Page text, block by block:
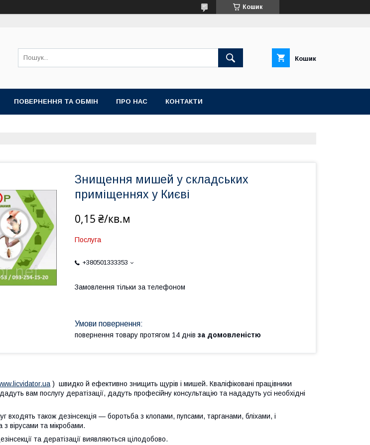
Кошик
Кошик
ПОВЕРНЕННЯ ТА ОБМІН ПРО НАС КОНТАКТИ
Знищення мишей у складських
приміщеннях у Києві
0,15 ₴/кв.м
Послуга
+380501333353
Замовлення тільки за телефоном
повернення товару протягом 14 днів за домовленістю
) швидко й ефективно знищить щурів і мишей. Кваліфіковані працівники
вам послугу дератізації, дадуть професійну консультацію та нададуть усі необхідні
входять також дезінсекція — боротьба з клопами, пупсами, тарганами, бліхами, і
вірусами та мікробами.
та дератізації виявляються цілодобово.